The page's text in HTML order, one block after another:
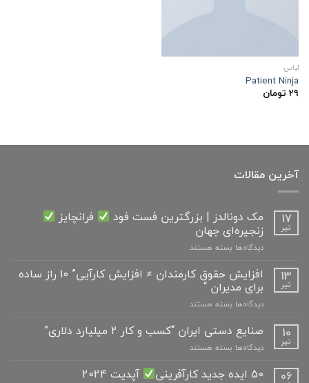
لباس
Patient Ninja
۲۹ تومان
آخرین مقالات
17
تیر
مک دونالدز | بزرگترین فست فود فرانچایز
زنجیره‌ای جهان
دیدگاه‌ها برای
دونالدز
|
بزرگترین
فست
فرانچایز
جهان
بسته هستند
13
تیر
افزایش حقوق کارمندان ≠ افزایش کارآیی” 10 راز ساده
برای مدیران “
دیدگاه‌ها برای
حقوق
کارمندان
≠
کارآیی”
بسته هستند
10
تیر
صنایع دستی ایران “کسب و کار 2 میلیارد دلاری”
دیدگاه‌ها برای
دستی
بسته هستند
06 50 ایده جدید کارآفرینی آپدیت 2024